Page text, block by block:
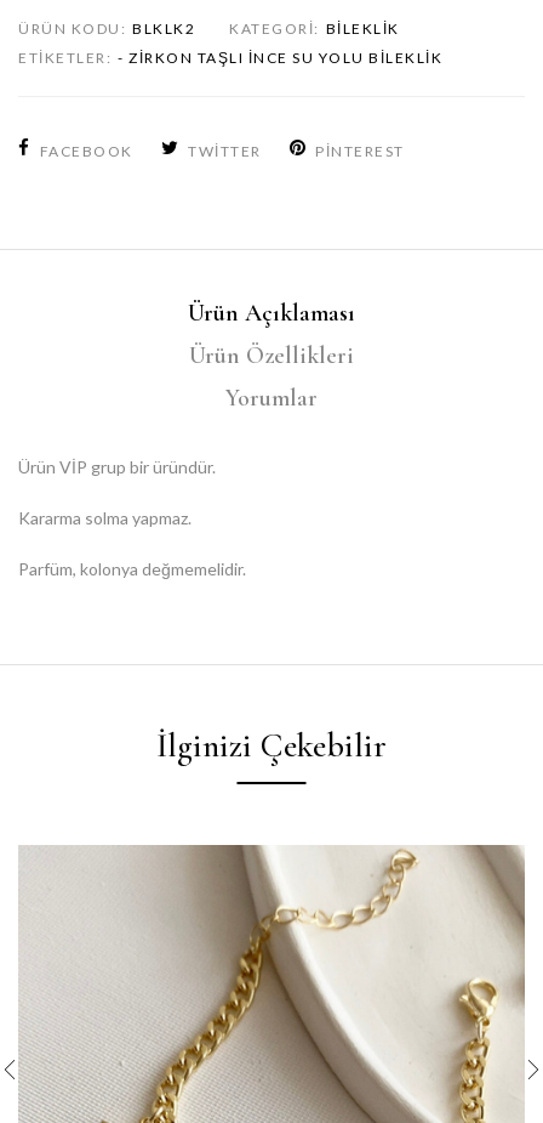
ÜRÜN KODU: BLKLK2 KATEGORI: BILEKLIK
ETIKETLER: - ZIRKON TAŞLI İNCE SU YOLU BILEKLIK
FACEBOOK TWITTER PINTEREST
Ürün Açıklaması
Ürün Özellikleri
Yorumlar
Ürün VİP grup bir üründür.
Kararma solma yapmaz.
Parfüm, kolonya değmemelidir.
İlginizi Çekebilir